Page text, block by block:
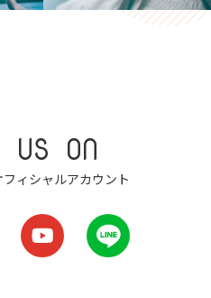
US ON
ィシャルアカウント